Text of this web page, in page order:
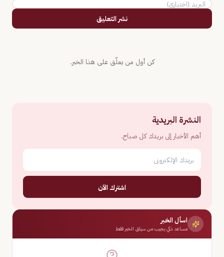
نشر التعليق
كن أول من يعلّق على هذا الخبر.
النشرة البريدية
أهم الأخبار إلى بريدك كل صباح.
اشترك الآن
اسأل الخبر
مساعد ذكي يجيب من سياق الخبر فقط